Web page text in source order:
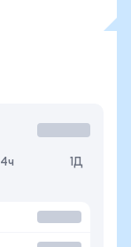
4ч 1Д